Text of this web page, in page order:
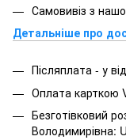
Самовивіз з
Детальніше про
Післяплата - у
Оплата карткою
Безготівковий
Володимирівна: